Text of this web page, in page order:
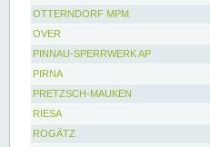
OTTERNDORF MPM
OVER
PINNAU-SPERRWERK AP
PIRNA
PRETZSCH-MAUKEN
RIESA
ROGÄTZ